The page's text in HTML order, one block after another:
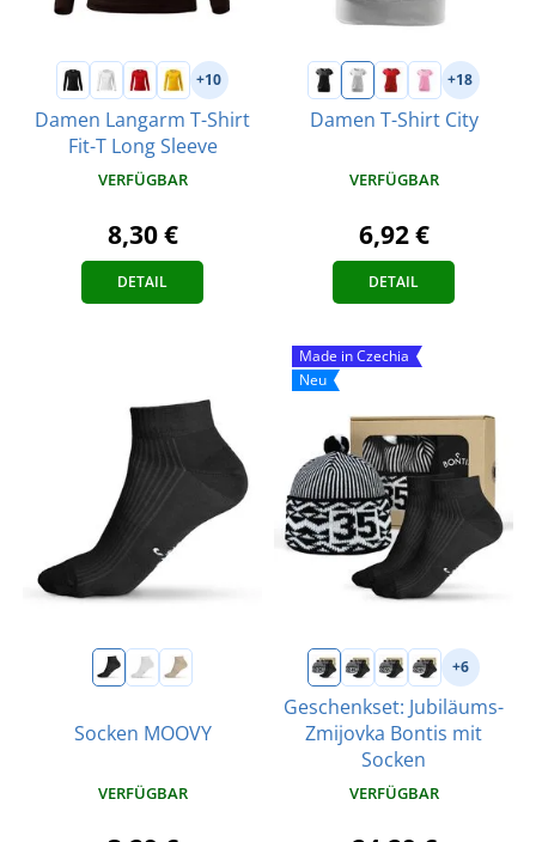
+10
Damen Langarm T-Shirt
Fit-T Long Sleeve
VERFÜGBAR
8,30 €
DETAIL
+18
Damen T-Shirt City
VERFÜGBAR
6,92 €
DETAIL
Socken MOOVY
VERFÜGBAR
Made in Czechia
Neu
+6
Geschenkset: Jubiläums-
Zmijovka Bontis mit
Socken
VERFÜGBAR